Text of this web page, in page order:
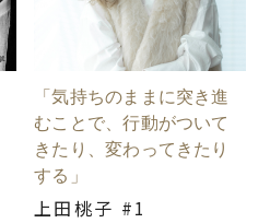
「気持ちのままに突き進
むことで、行動がついて
きたり、変わってきたり
する」
上田桃子 #1